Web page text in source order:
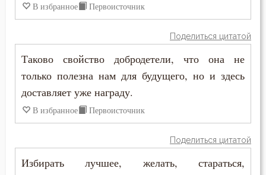
Елеосвящение
Ересь
Женщина
Жестокость
Животные
В избранное Первоисточник
Поделиться цитатой
Таково свойство добродетели, что она не
только полезна нам для будущего, но и здесь
доставляет уже награду.
В избранное Первоисточник
Поделиться цитатой
Избирать лучшее, желать, стараться,